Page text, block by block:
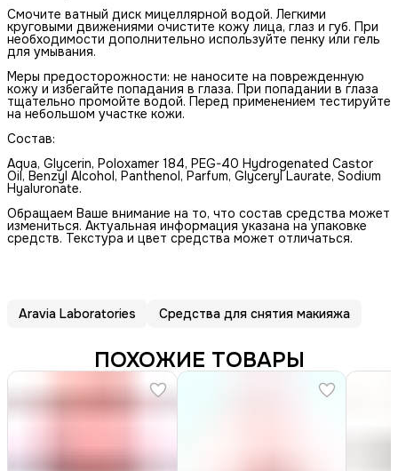
Смочите ватный диск мицеллярной водой. Легкими
круговыми движениями очистите кожу лица, глаз и губ. При
необходимости дополнительно используйте пенку или гель
для умывания.
Меры предосторожности: не наносите на поврежденную
кожу и избегайте попадания в глаза. При попадании в глаза
тщательно промойте водой. Перед применением тестируйте
на небольшом участке кожи.
Состав:
Aqua, Glycerin, Poloxamer 184, PEG-40 Hydrogenated Castor
Oil, Benzyl Alcohol, Panthenol, Parfum, Glyceryl Laurate, Sodium
Hyaluronate.
Обращаем Ваше внимание на то, что состав средства может
измениться. Актуальная информация указана на упаковке
средств. Текстура и цвет средства может отличаться.
Aravia Laboratories Средства для снятия макияжа
ПОХОЖИЕ ТОВАРЫ